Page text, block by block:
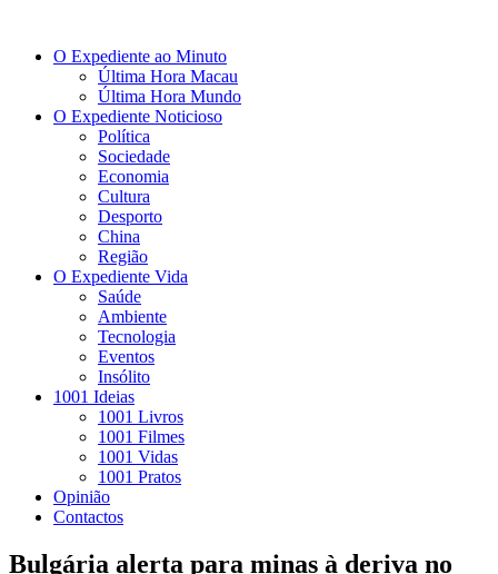
O Expediente ao Minuto
Última Hora Macau
Última Hora Mundo
O Expediente Noticioso
Política
Sociedade
Economia
Cultura
Desporto
China
Região
O Expediente Vida
Saúde
Ambiente
Tecnologia
Eventos
Insólito
1001 Ideias
1001 Livros
1001 Filmes
1001 Vidas
1001 Pratos
Opinião
Contactos
Bulgária alerta para minas à deriva no